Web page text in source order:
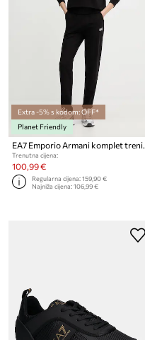
Extra -5% s kodom: OFF*
Planet Friendly
Trenutna cijena:
100,99 €
Regularna cijena:159,90 €
Najniža cijena:106,99 €